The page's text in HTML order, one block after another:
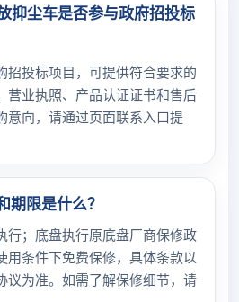
抑尘车是否参与政府招投标
招投标项目，可提供符合要求的
营业执照、产品认证证书和售后
意向，请通过页面联系入口提
期限是什么？
行；底盘执行原底盘厂商保修政
用条件下免费保修，具体条款以
议为准。如需了解保修细节，请